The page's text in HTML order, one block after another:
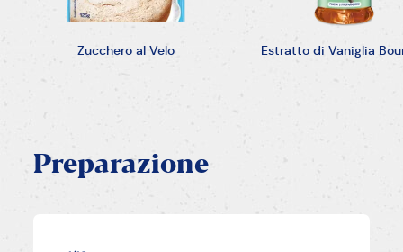
Zucchero al Velo Estratto di Vaniglia
Preparazione